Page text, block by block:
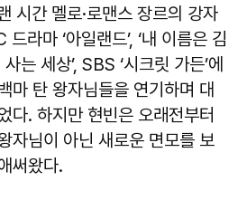
시간 멜로·로맨스 장르의 강자
라마 ‘아일랜드’, ‘내 이름은 김
는 세상’, SBS ‘시크릿 가든’에
마 탄 왕자님들을 연기하며 대
다. 하지만 현빈은 오래전부터
자님이 아닌 새로운 면모를 보
써왔다.